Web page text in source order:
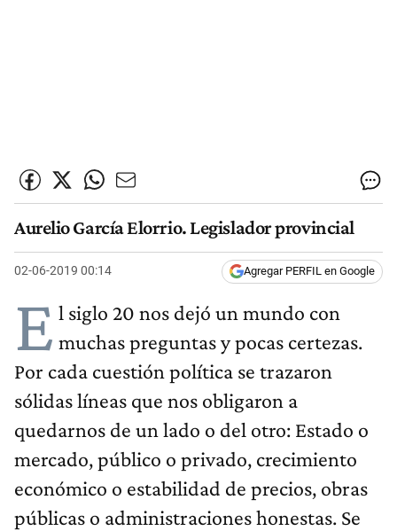
Aurelio García Elorrio. Legislador provincial
02-06-2019 00:14 Agregar PERFIL en Google
E l siglo 20 nos dejó un mundo con
muchas preguntas y pocas certezas.
Por cada cuestión política se trazaron
sólidas líneas que nos obligaron a
quedarnos de un lado o del otro: Estado o
mercado, público o privado, crecimiento
económico o estabilidad de precios, obras
públicas o administraciones honestas. Se